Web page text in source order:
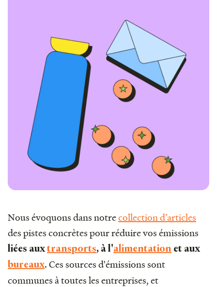
Nous évoquons dans notrecollection d’articles
des pistes concrètes pour réduire vos émissions
liées auxtransports, à l'alimentation et aux
bureaux. Ces sources d'émissions sont
communes à toutes les entreprises, et